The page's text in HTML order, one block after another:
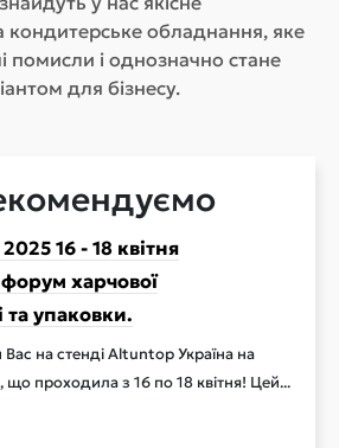
кондитерське обладнання, яке
помисли і однозначно стане
для бізнесу.
16 - 18 квітня
харчової
та упаковки.
Вас на стенді Altuntop Україна на
що проходила з 16 по 18 квітня! Цей...